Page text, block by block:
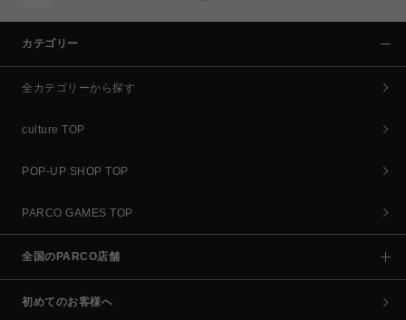
カテゴリー
全カテゴリーから探す
culture TOP
POP-UP SHOP TOP
PARCO GAMES TOP
全国のPARCO店舗
初めてのお客様へ